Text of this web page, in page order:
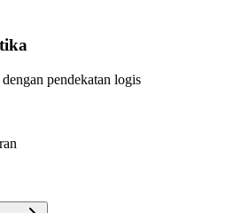
pendekatan logis